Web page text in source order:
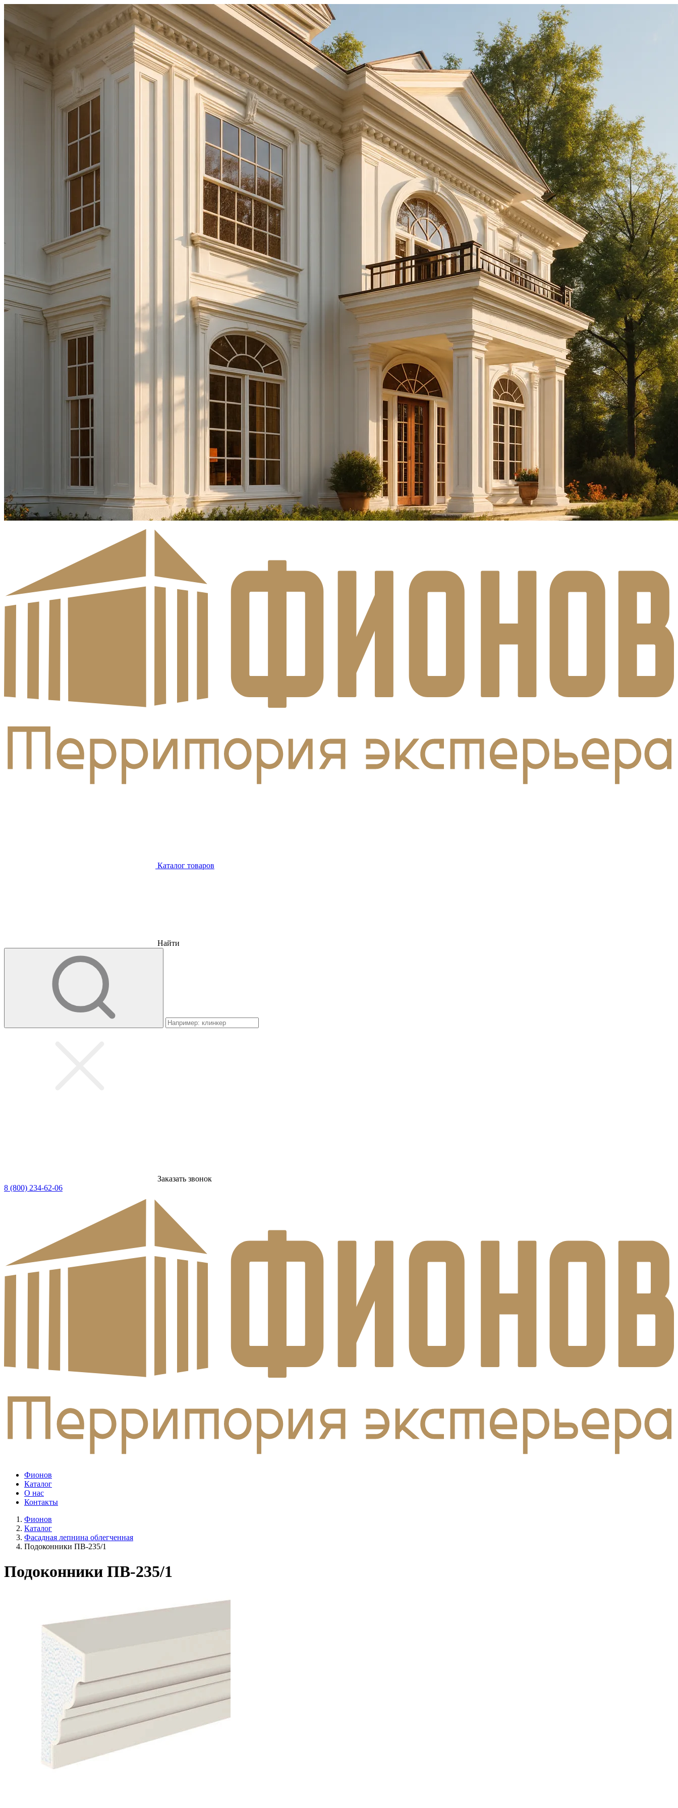
Каталог товаров
Найти
Заказать звонок
8 (800) 234-62-06
Фионов
Каталог
О нас
Контакты
Фионов
Каталог
Фасадная лепнина облегченная
Подоконники ПВ-235/1
Подоконники ПВ-235/1